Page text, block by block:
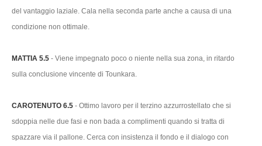
del vantaggio laziale. Cala nella seconda parte anche a causa di una
condizione non ottimale.
MATTIA 5.5 - Viene impegnato poco o niente nella sua zona, in ritardo
sulla conclusione vincente di Tounkara.
CAROTENUTO 6.5 - Ottimo lavoro per il terzino azzurrostellato che si
sdoppia nelle due fasi e non bada a complimenti quando si tratta di
spazzare via il pallone. Cerca con insistenza il fondo e il dialogo con